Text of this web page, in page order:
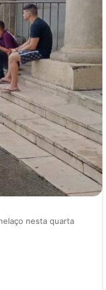
nesta quarta